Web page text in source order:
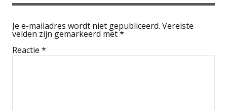
Je e-mailadres wordt niet gepubliceerd. Vereiste
velden zijn gemarkeerd met*
Reactie *